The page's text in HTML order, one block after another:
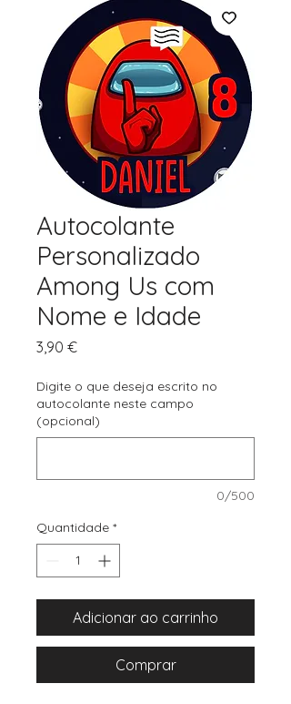
Autocolante
Personalizado
Among Us com
Nome e Idade
3,90 €Preço
Digite o que deseja escrito no
autocolante neste campo
(opcional)
0/500
Quantidade *
Adicionar ao carrinho
Comprar